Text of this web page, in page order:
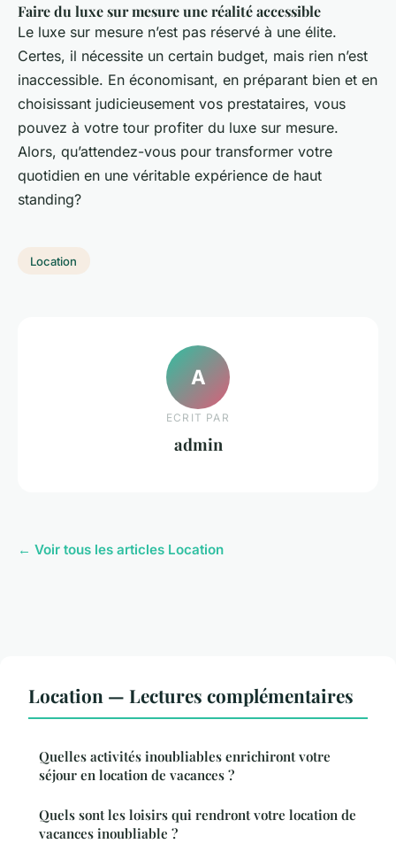
Faire du luxe sur mesure une réalité accessible
Le luxe sur mesure n’est pas réservé à une élite.
Certes, il nécessite un certain budget, mais rien n’est
inaccessible. En économisant, en préparant bien et en
choisissant judicieusement vos prestataires, vous
pouvez à votre tour profiter du luxe sur mesure.
Alors, qu’attendez-vous pour transformer votre
quotidien en une véritable expérience de haut
standing?
Location
A
ECRIT PAR
admin
← Voir tous les articles Location
Location — Lectures complémentaires
Quelles activités inoubliables enrichiront votre
séjour en location de vacances ?
Quels sont les loisirs qui rendront votre location de
vacances inoubliable ?